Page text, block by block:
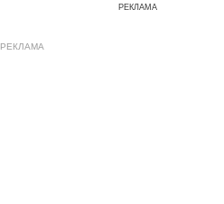
РЕКЛАМА
РЕКЛАМА